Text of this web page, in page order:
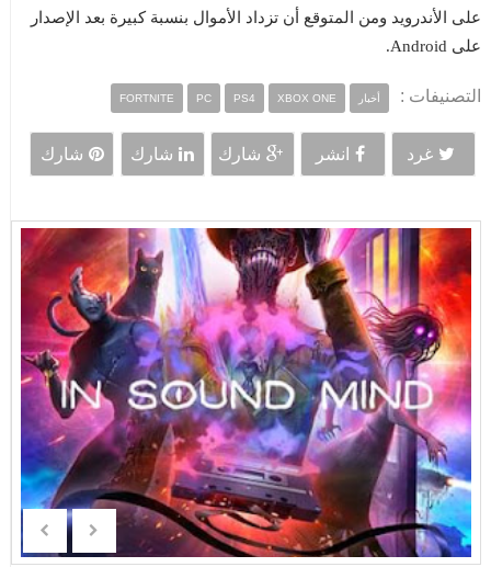
على الأندرويد ومن المتوقع أن تزداد الأموال بنسبة كبيرة بعد الإصدار
على Android.
التصنيفات : أخبار FORTNITE PC PS4 XBOX ONE
غرد انشر شارك شارك شارك